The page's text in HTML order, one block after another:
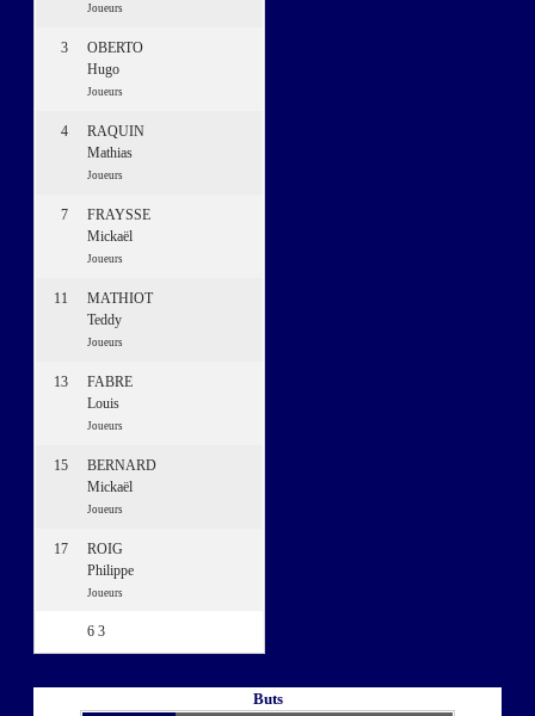
Joueurs
3
OBERTO
Hugo
Joueurs
4
RAQUIN
Mathias
Joueurs
7
FRAYSSE
Mickaël
Joueurs
11
MATHIOT
Teddy
Joueurs
13
FABRE
Louis
Joueurs
15
BERNARD
Mickaël
Joueurs
17
ROIG
Philippe
Joueurs
6 3
Buts